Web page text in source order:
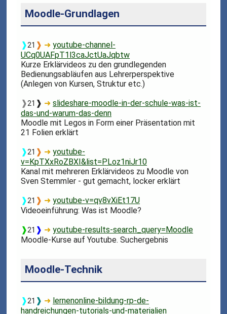
Moodle-Grundlagen
❱21 ❱ ➜youtube-channel-
UCq0UAFpT1l3caJctUaJqbtw
Kurze Erklärvideos zu den grundlegenden
Bedienungsabläufen aus Lehrerperspektive
(Anlegen von Kursen, Struktur etc.)
❱21 ❱ ➜slideshare-moodle-in-der-schule-was-ist-
das-und-warum-das-denn
Moodle mit Legos in Form einer Präsentation mit
21 Folien erklärt
❱21 ❱ ➜youtube-
v=KpTXxRoZBXI&list=PLoz1niJr10
Kanal mit mehreren Erklärvideos zu Moodle von
Sven Stemmler - gut gemacht, locker erklärt
❱21 ❱ ➜youtube-v=qv8vXiEt17U
Videoeinführung: Was ist Moodle?
❱21 ❱ ➜youtube-results-search_query=Moodle
Moodle-Kurse auf Youtube. Suchergebnis
Moodle-Technik
❱21 ❱ ➜ lernenonline-bildung-rp-de-
handreichungen-tutorials-und-materialien